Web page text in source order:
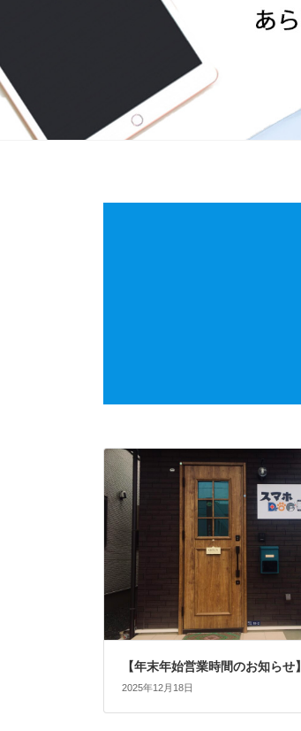
【年末年始営業時間のお知らせ】
2025年12月18日